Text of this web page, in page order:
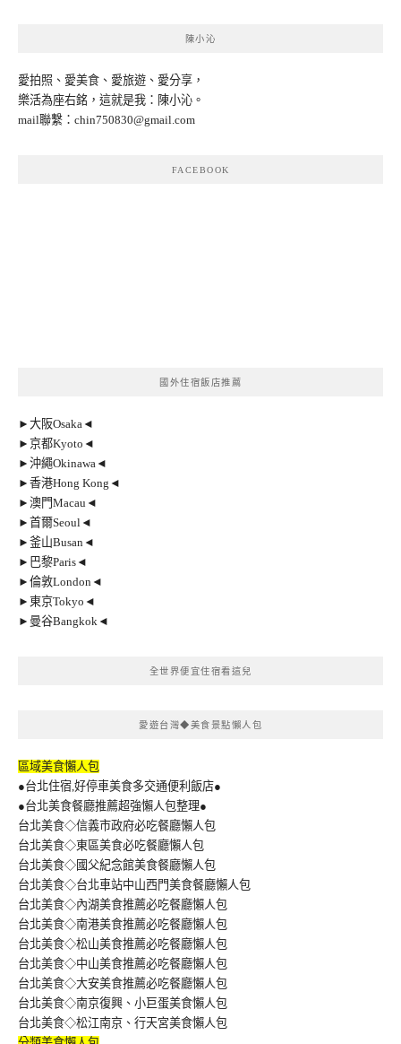
陳小沁
愛拍照、愛美食、愛旅遊、愛分享，
樂活為座右銘，這就是我：陳小沁。
mail聯繫： chin750830@gmail.com
FACEBOOK
國外住宿飯店推薦
►大阪Osaka◄
►京都Kyoto◄
►沖繩Okinawa◄
►香港Hong Kong◄
►澳門Macau◄
►首爾Seoul◄
►釜山Busan◄
►巴黎Paris◄
►倫敦London◄
►東京Tokyo◄
►曼谷Bangkok◄
全世界便宜住宿看這兒
愛遊台灣◆美食景點懶人包
區域美食懶人包
●台北住宿,好停車美食多交通便利飯店●
●台北美食餐廳推薦超強懶人包整理●
台北美食◇信義市政府必吃餐廳懶人包
台北美食◇東區美食必吃餐廳懶人包
台北美食◇國父紀念館美食餐廳懶人包
台北美食◇台北車站中山西門美食餐廳懶人包
台北美食◇內湖美食推薦必吃餐廳懶人包
台北美食◇南港美食推薦必吃餐廳懶人包
台北美食◇松山美食推薦必吃餐廳懶人包
台北美食◇中山美食推薦必吃餐廳懶人包
台北美食◇大安美食推薦必吃餐廳懶人包
台北美食◇南京復興、小巨蛋美食懶人包
台北美食◇松江南京、行天宮美食懶人包